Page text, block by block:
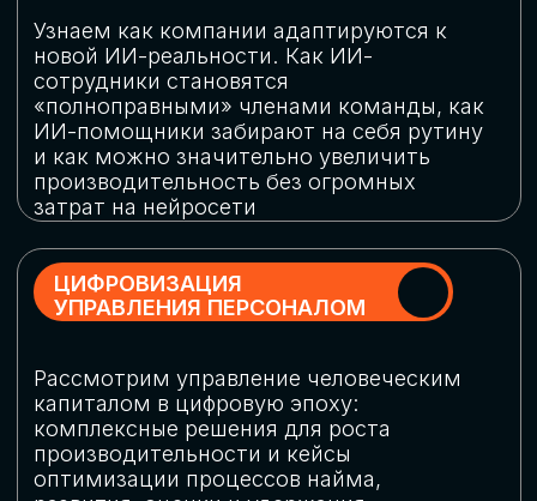
огромную статью затрат
ОБЛАЧНЫЕ ТЕХНОЛОГИИ
Подискутируем, какие облачные решения
существуют на рынке и почему
использование мультиоблачных моделей
не только снижает затраты, но и
«пересборки» бизнес-моделей
СКАЧАТЬ
ПРОГРАММУ
КОНФЕРЕНЦИИ